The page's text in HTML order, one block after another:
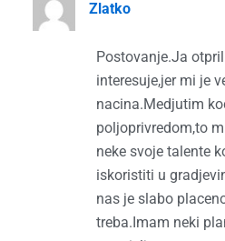
Zlatko
Postovanje.Ja
interesuje,jer mi je
nacina.Medjutim
poljoprivredom,to
neke svoje talente
iskoristiti u
nas je slabo
treba.Imam neki